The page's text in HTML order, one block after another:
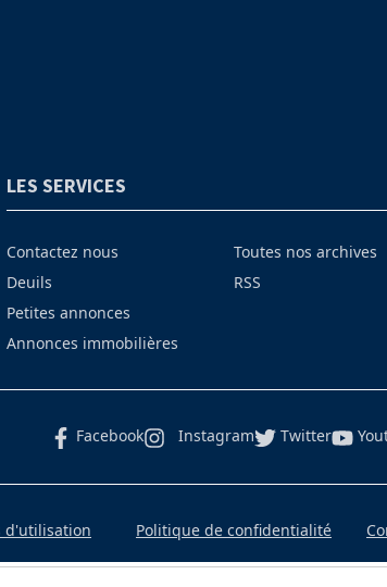
LES SERVICES
Contactez nous
Deuils
Petites annonces
Annonces immobilières
Toutes nos archives
RSS
Facebook Instagram Twitter
d'utilisation Politique de confidentialité